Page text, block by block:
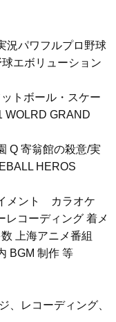
況パワフルプロ野球
エボリューション
トボール・スケー
WOLRD GRAND
Q 寄翁館の殺意/実
HEROS
メント カラオケ
レコーディング 着メ
数 上海アニメ番組
BGM 制作 等
、レコーディング、